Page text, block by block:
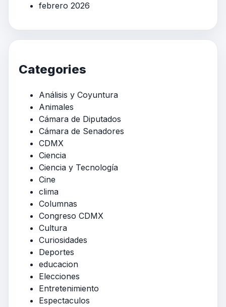
febrero 2026
Categories
Análisis y Coyuntura
Animales
Cámara de Diputados
Cámara de Senadores
CDMX
Ciencia
Ciencia y Tecnología
Cine
clima
Columnas
Congreso CDMX
Cultura
Curiosidades
Deportes
educacion
Elecciones
Entretenimiento
Espectaculos